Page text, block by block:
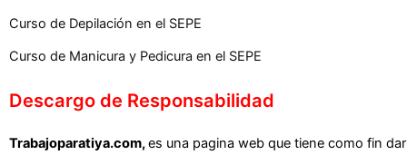
Curso de Depilación en el SEPE
Curso de Manicura y Pedicura en el SEPE
Descargo de Responsabilidad
Trabajoparatiya.com,es una pagina web que tiene como fin dar